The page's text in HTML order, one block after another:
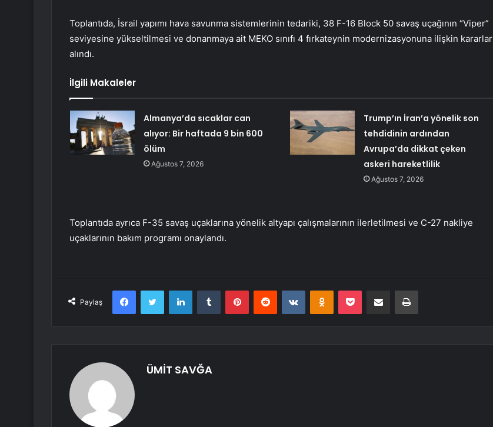
Toplantıda, İsrail yapımı hava savunma sistemlerinin tedariki, 38 F-16 Block 50 savaş uçağının “Viper”
seviyesine yükseltilmesi ve donanmaya ait MEKO sınıfı 4 fırkateynin modernizasyonuna ilişkin kararlar
alındı.
İlgili Makaleler
Almanya’da sıcaklar can
alıyor: Bir haftada 9 bin 600
ölüm
Ağustos 7, 2026
Trump’ın İran’a yönelik son
tehdidinin ardından
Avrupa’da dikkat çeken
askeri hareketlilik
Ağustos 7, 2026
Toplantıda ayrıca F-35 savaş uçaklarına yönelik altyapı çalışmalarının ilerletilmesi ve C-27 nakliye
uçaklarının bakım programı onaylandı.
Paylaş
FacebookTwitter LinkedInTumblr PinterestReddit VKontakteOdnoklassniki
Pocket E-Posta ile paylaş Yazdır
ÜMİT SAVĞA